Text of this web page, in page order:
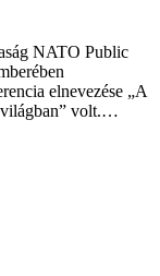
NATO Public
elnevezése „A
világban” volt.…